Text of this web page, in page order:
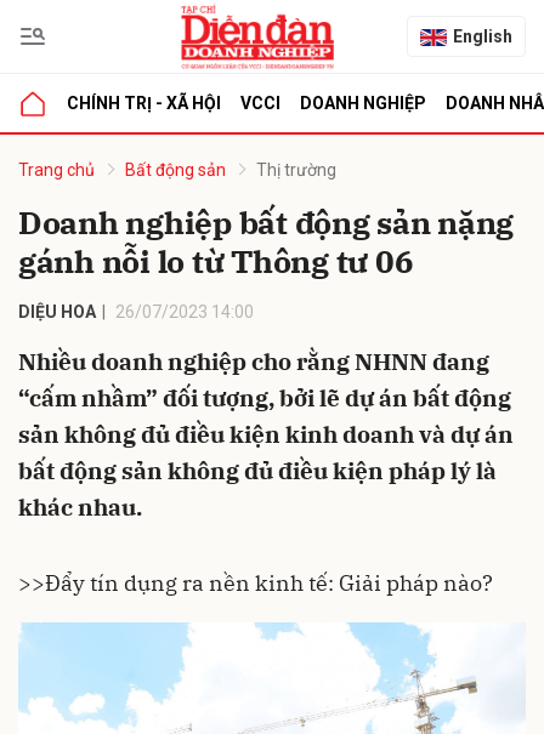
English
CHÍNH TRỊ - XÃ HỘI VCCI DOANH NGHIỆP DOANH
Trang chủ Bất động sản Thị trường
Doanh nghiệp bất động sản nặng
gánh nỗi lo từ Thông tư 06
DIỆU HOA 26/07/2023 14:00
Nhiều doanh nghiệp cho rằng NHNN đang
“cấm nhầm” đối tượng, bởi lẽ dự án bất động
sản không đủ điều kiện kinh doanh và dự án
bất động sản không đủ điều kiện pháp lý là
khác nhau.
>>Đẩy tín dụng ra nền kinh tế: Giải pháp nào?
luận
Hủy